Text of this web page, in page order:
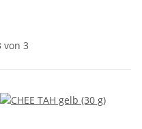
von 3